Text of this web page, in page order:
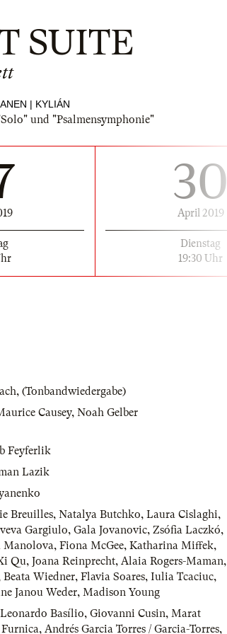
SUITE
| KYLIÁN
und "Psalmensymphonie"
30
April 2019
Dienstag
19:30 Uhr
, (Tonbandwiedergabe)
Causey, Noah Gelber
Feyferlik
Lazik
Breuilles, Natalya Butchko, Laura Cislaghi,
Gargiulo, Gala Jovanovic, Zsófia Laczkó,
Manolova, Fiona McGee, Katharina Miffek,
Qu, Joana Reinprecht, Alaia Rogers-Maman,
Beata Wiedner, Flavia Soares, Iulia Tcaciuc,
Janou Weder, Madison Young
Leonardo Basílio, Giovanni Cusin, Marat
, Andrés Garcia Torres / Garcia-Torres,